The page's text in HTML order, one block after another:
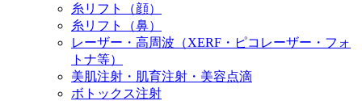
糸リフト（顔）
糸リフト（鼻）
レーザー・高周波（XERF・ピコレーザー・フォ
トナ等）
美肌注射・肌育注射・美容点滴
ボトックス注射